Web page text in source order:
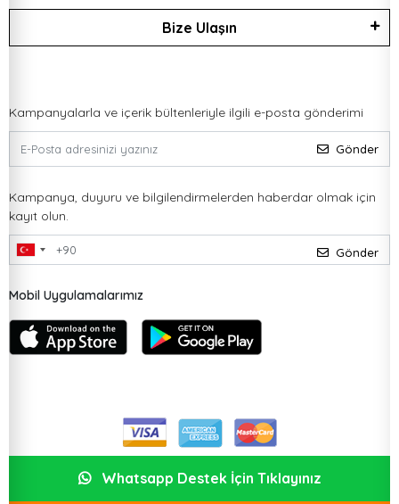
Bize Ulaşın
Kampanyalarla ve içerik bültenleriyle ilgili e-posta gönderimi
Gönder
Kampanya, duyuru ve bilgilendirmelerden haberdar olmak için
kayıt olun.
Gönder
Mobil Uygulamalarımız
Whatsapp Destek İçin Tıklayınız